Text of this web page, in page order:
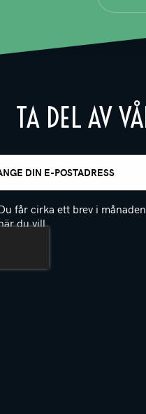
TA DEL AV
får cirka ett brev i
du vill.